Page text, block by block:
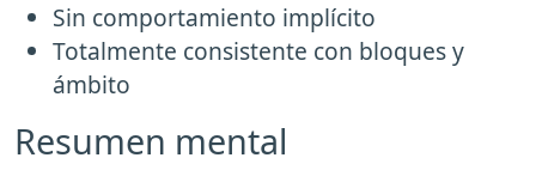
Sin comportamiento implícito
Totalmente consistente con bloques y
ámbito
Resumen mental